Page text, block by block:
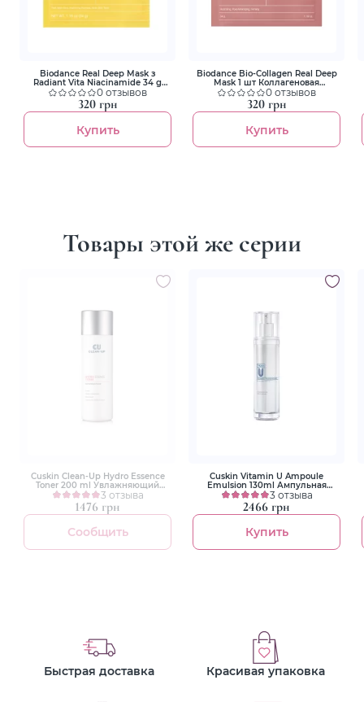
Biodance Real Deep Mask з
Radiant Vita Niacinamide 34 g
Гидрогелевая маска
0 отзывов
320 грн
Купить
Biodance Bio-Collagen Real Deep
Mask 1 шт Коллагеновая
гидрогелевая маска для
глубокого увлажнения
0 отзывов
320 грн
Купить
Товары этой же серии
Cuskin Сlean-Up Hydro Essence
Toner 200 ml Увлажняющий
тонер-эссенция
3 отзыва
1476 грн
Сообщить
Cuskin Vitamin U Ampoule
Emulsion 130ml Ампульная
емульсия с пептидами и
волюфилином
3 отзыва
2466 грн
Купить
Быстрая доставка Красивая упаковка